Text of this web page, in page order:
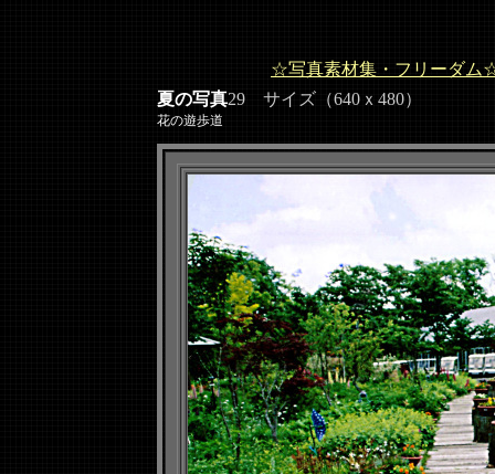
☆写真素材集・フリーダム
夏の写真29 サイズ（640ｘ480）
花の遊歩道